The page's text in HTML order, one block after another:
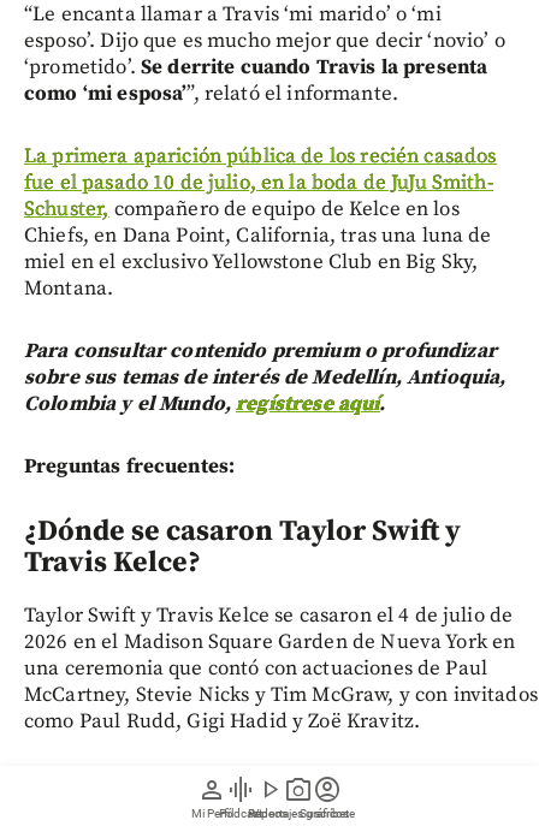
person
Mi Perfil
graphic_eq
Pódcast
play_arrow
Videos
photo_camera
Reportajes gráficos
account_circle
Suscríbete
“Le encanta llamar a Travis ‘mi marido’ o ‘mi
esposo’. Dijo que es mucho mejor que decir ‘novio’ o
‘prometido’. Se derrite cuando Travis la presenta
como ‘mi esposa’”, relató el informante.
La primera aparición pública de los recién casados
fue el pasado 10 de julio, en la boda de JuJu Smith-
Schuster, compañero de equipo de Kelce en los
Chiefs, en Dana Point, California, tras una luna de
miel en el exclusivo Yellowstone Club en Big Sky,
Montana.
Para consultar contenido premium o profundizar
sobre sus temas de interés de Medellín, Antioquia,
Colombia y el Mundo,regístrese aquí.
Preguntas frecuentes:
¿Dónde se casaron Taylor Swift y
Travis Kelce?
Taylor Swift y Travis Kelce se casaron el 4 de julio de
2026 en el Madison Square Garden de Nueva York en
una ceremonia que contó con actuaciones de Paul
McCartney, Stevie Nicks y Tim McGraw, y con invitados
como Paul Rudd, Gigi Hadid y Zoë Kravitz.
¿Dónde van a vivir Taylor Swift y
Travis Kelce?